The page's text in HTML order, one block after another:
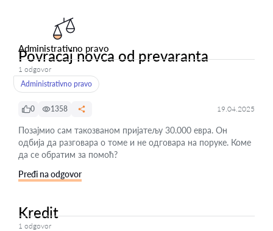
Administrativno pravo
Povracaj novca od prevaranta
1 odgovor
Administrativno pravo
0 1358 19.04.2025
Позајмио сам такозваном пријатељу 30.000 евра. Он
одбија да разговара о томе и не одговара на поруке. Коме
да се обратим за помоћ?
Pređi na odgovor
Kredit
1 odgovor